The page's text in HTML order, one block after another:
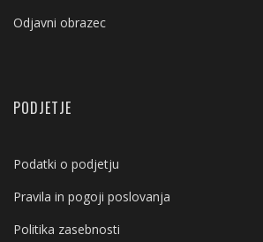
Odjavni obrazec
PODJETJE
Podatki o podjetju
Pravila in pogoji poslovanja
Politika zasebnosti